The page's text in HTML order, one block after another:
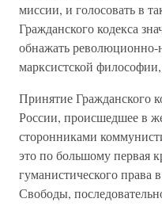
миссии, и голосовать в
Гражданского кодекса
обнажать революционно-
марксистской
Принятие Гражданского
России, происшедшее в
сторонниками
это по большому первая
гуманистического права
Свободы,